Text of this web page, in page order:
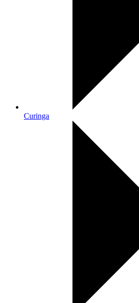
Curinga